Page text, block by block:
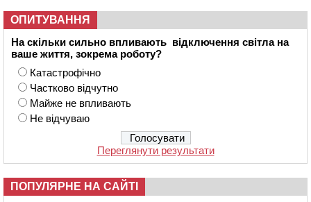
ОПИТУВАННЯ
На скільки сильно впливають відключення світла на
ваше життя, зокрема роботу?
Катастрофічно
Частково відчутно
Майже не впливають
Не відчуваю
Переглянути результати
ПОПУЛЯРНЕ НА САЙТІ